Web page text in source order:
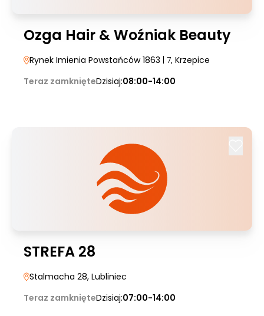
Ozga Hair & Woźniak Beauty
Rynek Imienia Powstańców 1863 | 7, Krzepice
Teraz zamknięteDzisiaj:08:00-14:00
STREFA 28
Stalmacha 28, Lubliniec
Teraz zamknięteDzisiaj:07:00-14:00